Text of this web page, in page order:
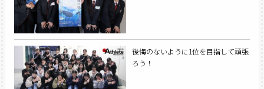
後悔のないように1位を目指して頑張
ろう！